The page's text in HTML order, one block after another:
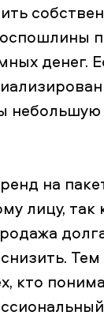
денег.
на
лицу,
кто